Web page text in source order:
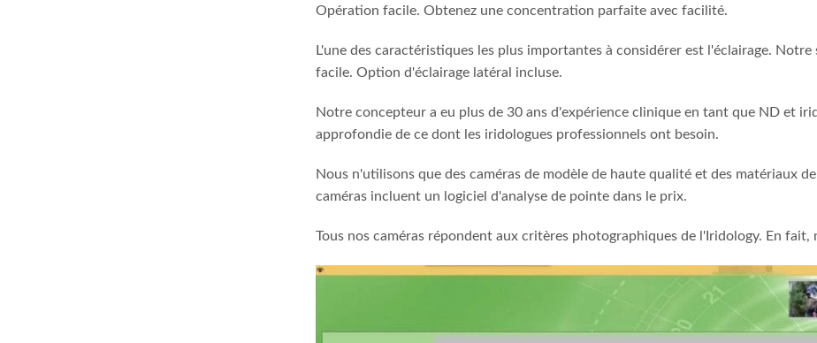
Opération facile. Obtenez une concentration parfaite avec facilité.
L'une des caractéristiques les plus importantes à considérer est l'éclairage.
facile. Option d'éclairage latéral incluse.
Notre concepteur a eu plus de 30 ans d'expérience clinique en tant que ND et
approfondie de ce dont les iridologues professionnels ont besoin.
Nous n'utilisons que des caméras de modèle de haute qualité et des matériaux
caméras incluent un logiciel d'analyse de pointe dans le prix.
Tous nos caméras répondent aux critères photographiques de l'Iridology. En